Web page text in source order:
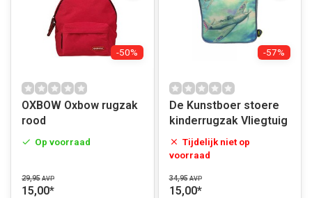
-50%
OXBOW Oxbow rugzak
rood
Op voorraad
29,95 AVP
15,00*
-57%
De Kunstboer stoere
kinderrugzak Vliegtuig
Tijdelijk niet op
voorraad
34,95 AVP
15,00*